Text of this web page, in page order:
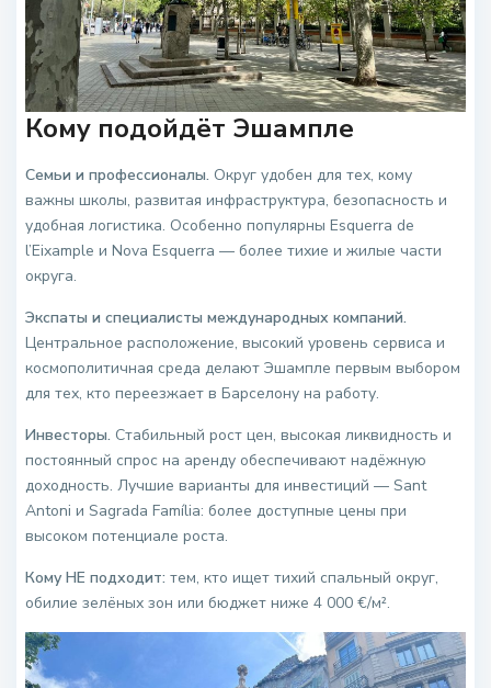
Кому подойдёт Эшампле
Семьи и профессионалы. Округ удобен для тех, кому
важны школы, развитая инфраструктура, безопасность и
удобная логистика. Особенно популярны Esquerra de
l’Eixample и Nova Esquerra — более тихие и жилые части
округа.
Экспаты и специалисты международных компаний.
Центральное расположение, высокий уровень сервиса и
космополитичная среда делают Эшампле первым выбором
для тех, кто переезжает в Барселону на работу.
Инвесторы. Стабильный рост цен, высокая ликвидность и
постоянный спрос на аренду обеспечивают надёжную
доходность. Лучшие варианты для инвестиций — Sant
Antoni и Sagrada Família: более доступные цены при
высоком потенциале роста.
Кому НЕ подходит: тем, кто ищет тихий спальный округ,
обилие зелёных зон или бюджет ниже 4 000 €/м².